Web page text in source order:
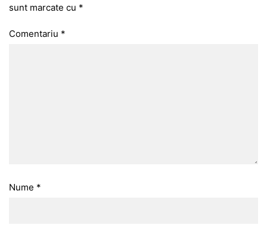
sunt marcate cu *
Comentariu *
Nume *